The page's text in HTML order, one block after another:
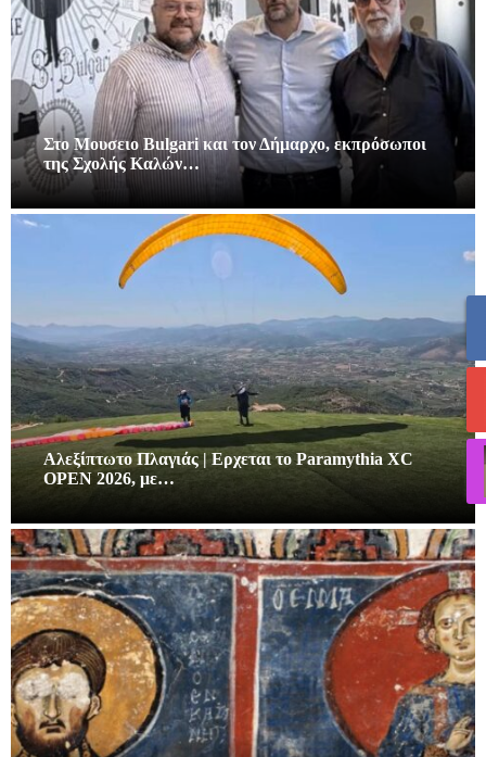
Στο Μουσειο Bulgari και τον Δήμαρχο, εκπρόσωποι
της Σχολής Καλών…
Αλεξίπτωτο Πλαγιάς | Ερχεται το Paramythia XC
OPEN 2026, με…